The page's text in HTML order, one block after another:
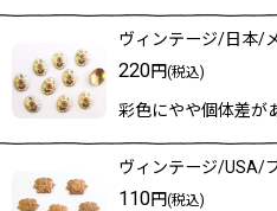
ヴィンテージ/日本/
220円(税込)
彩色にやや個体差が
ヴィンテージ/USA/
110円(税込)